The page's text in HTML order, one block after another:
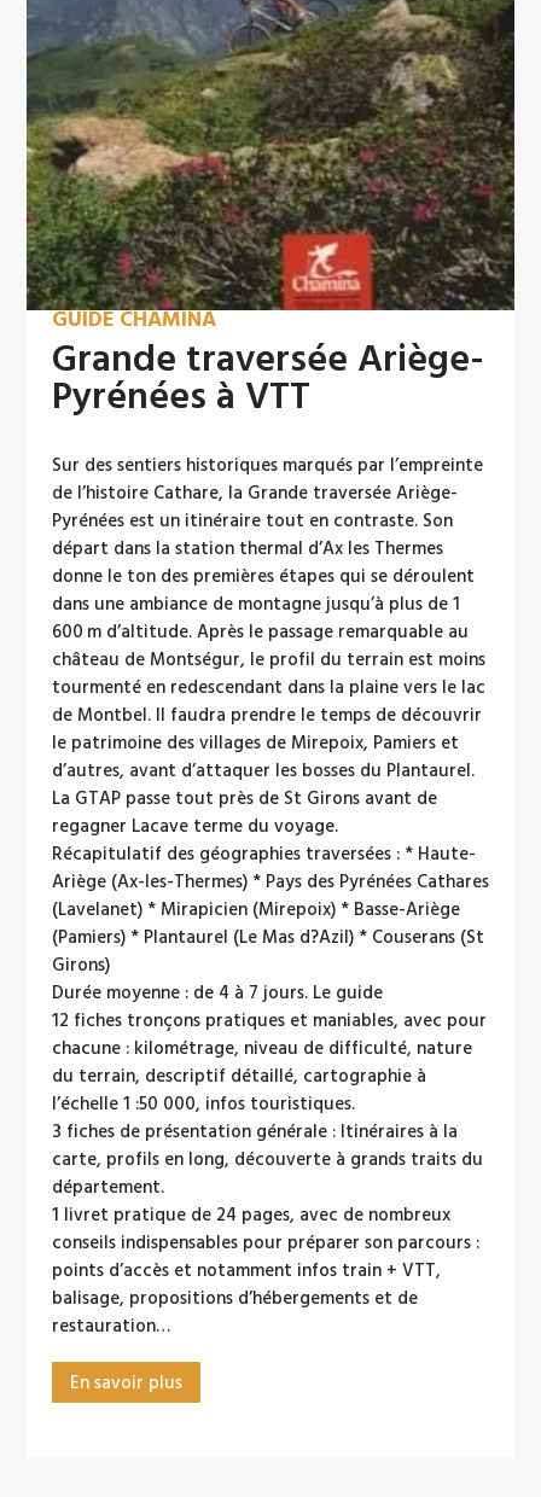
GUIDE CHAMINA
Grande traversée Ariège-
Pyrénées à VTT
Sur des sentiers historiques marqués par l’empreinte
de l’histoire Cathare, la Grande traversée Ariège-
Pyrénées est un itinéraire tout en contraste. Son
départ dans la station thermal d’Ax les Thermes
donne le ton des premières étapes qui se déroulent
dans une ambiance de montagne jusqu’à plus de 1
600 m d’altitude. Après le passage remarquable au
château de Montségur, le profil du terrain est moins
tourmenté en redescendant dans la plaine vers le lac
de Montbel. Il faudra prendre le temps de découvrir
le patrimoine des villages de Mirepoix, Pamiers et
d’autres, avant d’attaquer les bosses du Plantaurel.
La GTAP passe tout près de St Girons avant de
regagner Lacave terme du voyage.
Récapitulatif des géographies traversées : * Haute-
Ariège (Ax-les-Thermes) * Pays des Pyrénées Cathares
(Lavelanet) * Mirapicien (Mirepoix) * Basse-Ariège
(Pamiers) * Plantaurel (Le Mas d?Azil) * Couserans (St
Girons)
Durée moyenne : de 4 à 7 jours. Le guide
12 fiches tronçons pratiques et maniables, avec pour
chacune : kilométrage, niveau de difficulté, nature
du terrain, descriptif détaillé, cartographie à
l’échelle 1 :50 000, infos touristiques.
3 fiches de présentation générale : Itinéraires à la
carte, profils en long, découverte à grands traits du
département.
1 livret pratique de 24 pages, avec de nombreux
conseils indispensables pour préparer son parcours :
points d’accès et notamment infos train + VTT,
balisage, propositions d’hébergements et de
restauration…
En savoir plus